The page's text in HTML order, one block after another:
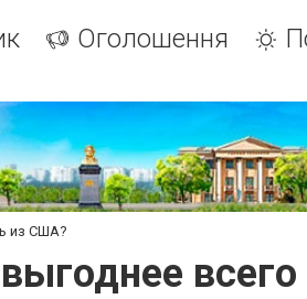
Оголошення
из США?